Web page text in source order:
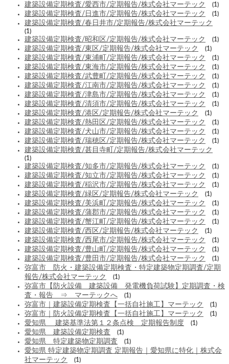
建築設備定期検査/愛西市/定期報告/株式会社マーテック (1)
建築設備定期検査/日進市/定期報告/株式会社マーテック (1)
建築設備定期検査/春日井市/定期報告/株式会社マーテック
(1)
建築設備定期検査/昭和区/定期報告/株式会社マーテック (1)
建築設備定期検査/東区/定期報告/株式会社マーテック (1)
建築設備定期検査/東浦町/定期報告/株式会社マーテック (1)
建築設備定期検査/東海市/定期報告/株式会社マーテック (1)
建築設備定期検査/武豊町/定期報告/株式会社マーテック (1)
建築設備定期検査/江南市/定期報告/株式会社マーテック (1)
建築設備定期検査/津島市/定期報告/株式会社マーテック (1)
建築設備定期検査/清須市/定期報告/株式会社マーテック (1)
建築設備定期検査/港区/定期報告/株式会社マーテック (1)
建築設備定期検査/熱田区/定期報告/株式会社マーテック (1)
建築設備定期検査/犬山市/定期報告/株式会社マーテック (1)
建築設備定期検査/瑞穂区/定期報告/株式会社マーテック (1)
建築設備定期検査/甚目寺町/定期報告/株式会社マーテック
(1)
建築設備定期検査/知多市/定期報告/株式会社マーテック (1)
建築設備定期検査/知立市/定期報告/株式会社マーテック (1)
建築設備定期検査/稲沢市/定期報告/株式会社マーテック (1)
建築設備定期検査/緑区/定期報告/株式会社マーテック (1)
建築設備定期検査/美浜町/定期報告/株式会社マーテック (1)
建築設備定期検査/蒲郡市/定期報告/株式会社マーテック (1)
建築設備定期検査/蟹江町/定期報告/株式会社マーテック (1)
建築設備定期検査/西区/定期報告/株式会社マーテック (1)
建築設備定期検査/西尾市/定期報告/株式会社マーテック (1)
建築設備定期検査/豊山町/定期報告/株式会社マーテック (1)
建築設備定期検査/豊田市/定期報告/株式会社マーテック (1)
弥富市 防火・建築設備定期検査・特定建築物定期調査/定期
報告/株式会社マーテック
(1)
弥富市【防火設備 建築設備 発電機負荷試験】定期調査・検
査・報告 ⇒ マーテックへ
(1)
弥富市｜建築設備定期検査【一括自社施工】マーテック (1)
弥富市｜防火設備定期検査【一括自社施工】マーテック (1)
愛知県 建築基準法第１２条点検 定期報告制度 (1)
愛知県 建築設備定期検査 (1)
愛知県 特定建築物定期調査 (1)
愛知県 特定建築物定期調査 定期報告｜愛知県に特化｜株式会
社マーテック
(1)